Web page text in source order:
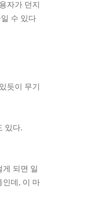
자가 던지
수 있다
듯이 무기
있다.
되면 일
인데, 이 마